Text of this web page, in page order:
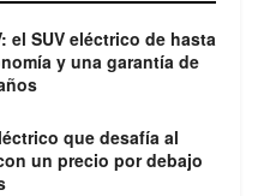
el SUV eléctrico de hasta
y una garantía de
que desafía al
un precio por debajo